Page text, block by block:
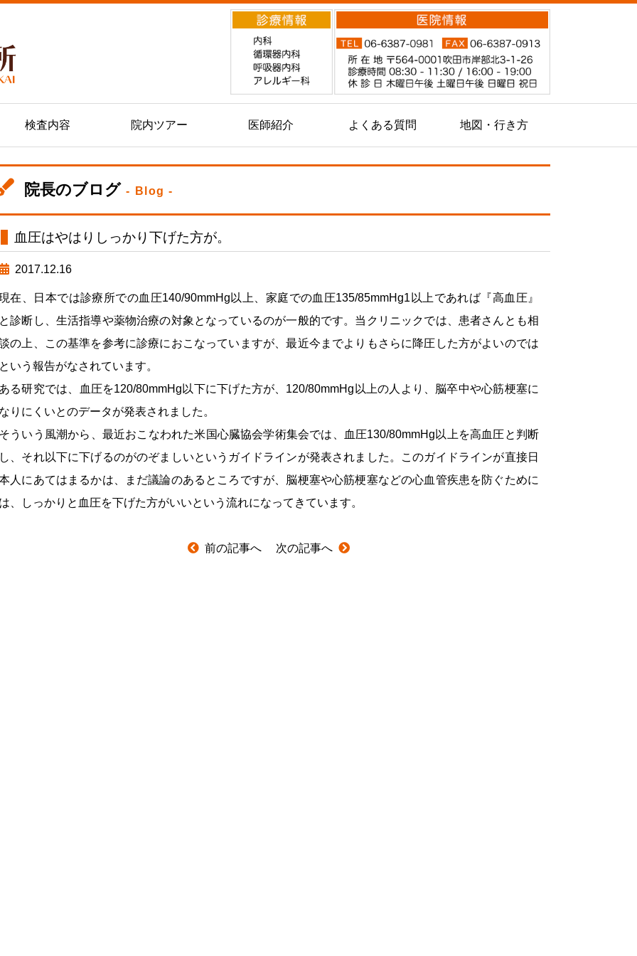
検査内容 院内ツアー 医師紹介 よくある質問 地図・行き方
院長のブログ - Blog -
血圧はやはりしっかり下げた方が。
2017.12.16
在、日本では診療所での血圧140/90mmHg以上、家庭での血圧135/85mmHg1以上であれば『高血圧』
診断し、生活指導や薬物治療の対象となっているのが一般的です。当クリニックでは、患者さんとも相
の上、この基準を参考に診療におこなっていますが、最近今までよりもさらに降圧した方がよいのでは
いう報告がなされています。
る研究では、血圧を120/80mmHg以下に下げた方が、120/80mmHg以上の人より、脳卒中や心筋梗塞に
りにくいとのデータが発表されました。
ういう風潮から、最近おこなわれた米国心臓協会学術集会では、血圧130/80mmHg以上を高血圧と判断
、それ以下に下げるのがのぞましいというガイドラインが発表されました。このガイドラインが直接日
人にあてはまるかは、まだ議論のあるところですが、脳梗塞や心筋梗塞などの心血管疾患を防ぐために
、しっかりと血圧を下げた方がいいという流れになってきています。
前の記事へ 次の記事へ